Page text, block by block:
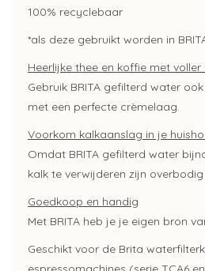
100% recyclebaar
*als deze gebruikt worden in
Heerlijke thee en koffie met
Gebruik BRITA gefilterd water
met een perfecte crèmelaag.
Voorkom kalkaanslag in je
Omdat BRITA gefilterd water
kalk te verwijderen zijn
Goedkoop en handig
Met BRITA heb je je eigen bron
Geschikt voor de Brita